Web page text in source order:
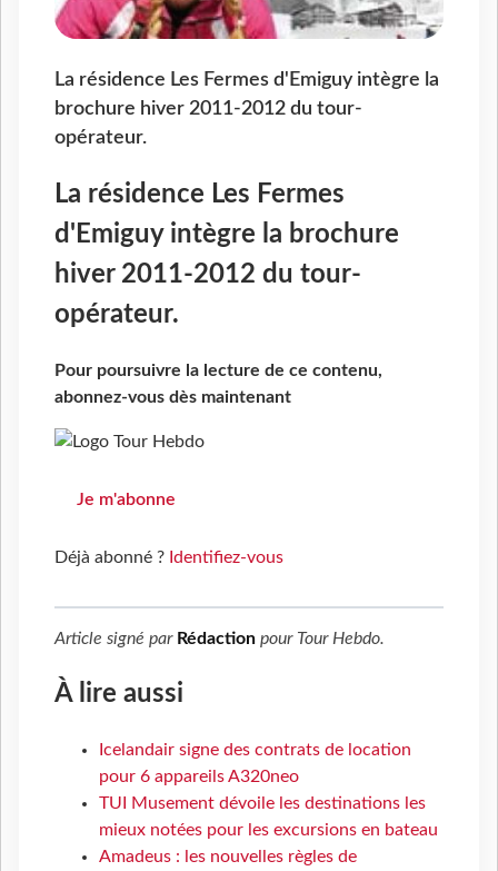
La résidence Les Fermes d'Emiguy intègre la
brochure hiver 2011-2012 du tour-
opérateur.
La résidence Les Fermes
d'Emiguy intègre la brochure
hiver 2011-2012 du tour-
opérateur.
Pour poursuivre la lecture de ce contenu,
abonnez-vous dès maintenant
Je m'abonne
Déjà abonné ? Identifiez-vous
Article signé par Rédaction pour Tour Hebdo.
À lire aussi
Icelandair signe des contrats de location
pour 6 appareils A320neo
TUI Musement dévoile les destinations les
mieux notées pour les excursions en bateau
Amadeus : les nouvelles règles de